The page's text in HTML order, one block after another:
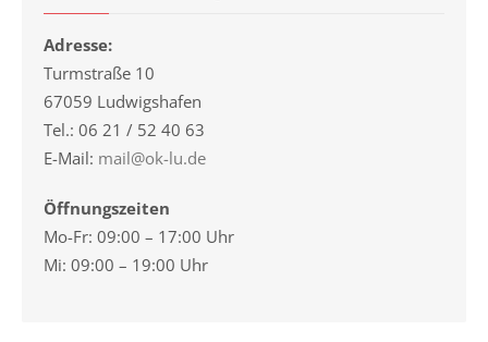
Adresse:
Turmstraße 10
67059 Ludwigshafen
Tel.: 06 21 / 52 40 63
E-Mail: mail@ok-lu.de
Öffnungszeiten
Mo-Fr: 09:00 – 17:00 Uhr
Mi: 09:00 – 19:00 Uhr